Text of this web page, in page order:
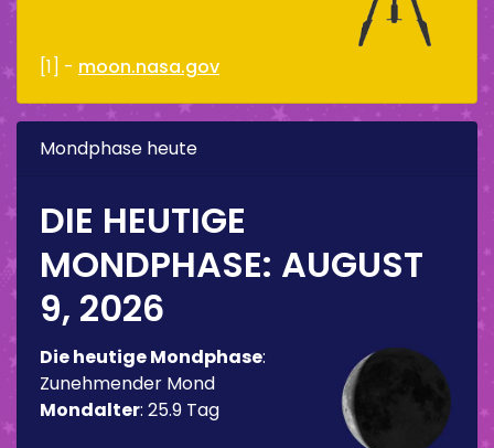
[1] - moon.nasa.gov
Mondphase heute
DIE HEUTIGE
MONDPHASE: AUGUST
9, 2026
Die heutige Mondphase:
Zunehmender Mond
Mondalter: 25.9 Tag